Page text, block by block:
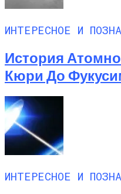
ИНТЕРЕСНОЕ И
История
Кюри До
ИНТЕРЕСНОЕ И